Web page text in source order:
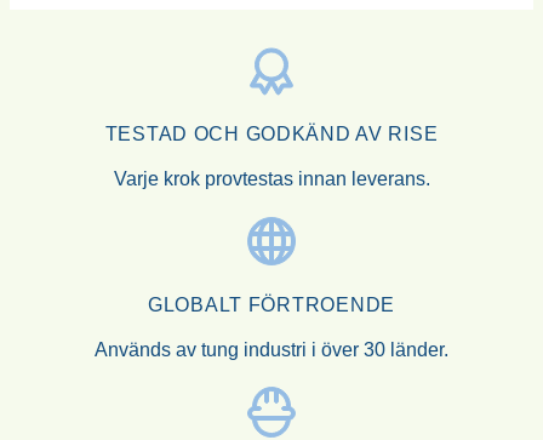
TESTAD OCH GODKÄND AV RISE
Varje krok provtestas innan leverans.
GLOBALT FÖRTROENDE
Används av tung industri i över 30 länder.